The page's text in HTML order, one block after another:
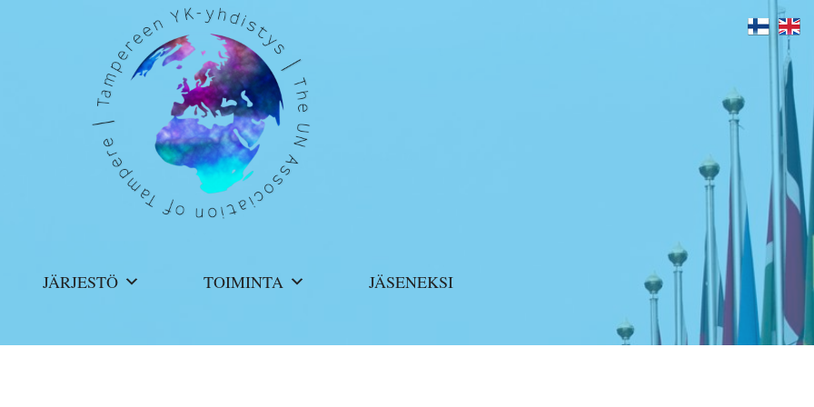
JÄRJESTÖ TOIMINTA JÄSENEKSI
Ayk juhli 10-vuotisiaan Telakalla – suuri kiitos osallistujille!